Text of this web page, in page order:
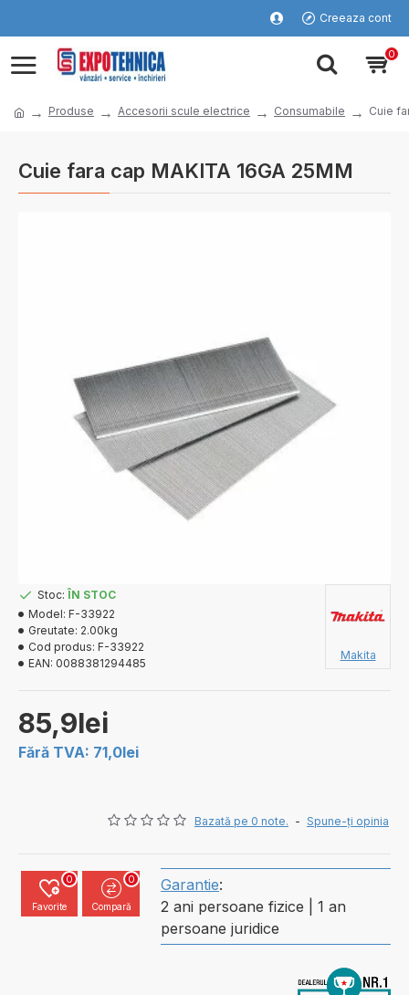
Creeaza cont
0
Produse Accesorii scule electrice Consumabile Cuie
Cuie fara cap MAKITA 16GA 25MM
Bazată pe 0 note. - Spune-ţi opinia
85,9lei
Fără TVA: 71,0lei
Stoc: ÎN STOC
Model: F-33922
Greutate: 2.00kg
Cod produs: F-33922
EAN: 0088381294485
Makita
Favorite
0
Compară
0 Garantie:
2 ani persoane fizice | 1 an
persoane juridice